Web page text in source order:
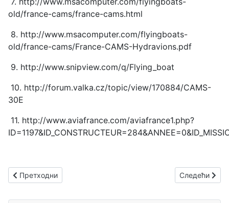
old/france-cams/france-cams.html
8. http://www.msacomputer.com/flyingboats-
old/france-cams/France-CAMS-Hydravions.pdf
9. http://www.snipview.com/q/Flying_boat
10. http://forum.valka.cz/topic/view/170884/CAMS-
30E
11. http://www.aviafrance.com/aviafrance1.php?
Претходни чланак: Капрони Ca.310
Претходни Следећи
Следећи